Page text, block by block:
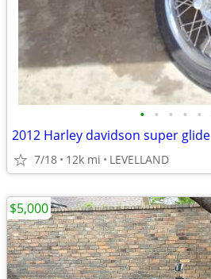
• • • • •
2012 Harley davidson super glide
7/18 12k mi LEVELLAND
$5,000